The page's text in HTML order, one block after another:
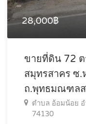
28,000฿
ขายที่ดิน 72
สมุทรสาคร ซ
ถ.พุทธมณฑล
ตำบล อ้อมน้อย
74130